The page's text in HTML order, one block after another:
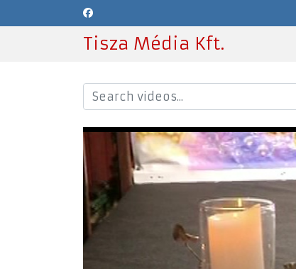
Tisza Média Kft.